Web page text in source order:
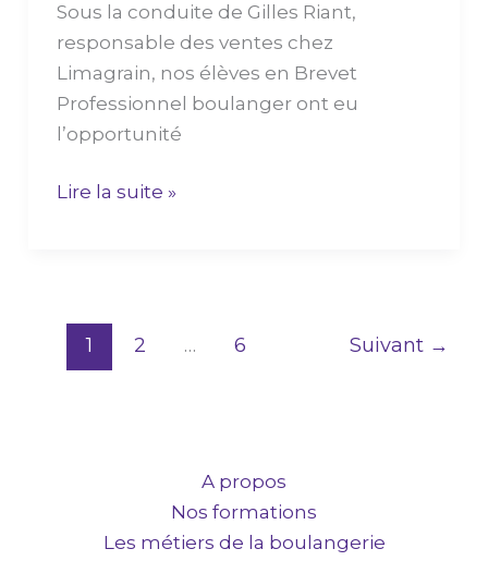
Sous la conduite de Gilles Riant,
responsable des ventes chez
Limagrain, nos élèves en Brevet
Professionnel boulanger ont eu
l’opportunité
Lire la suite »
1 2 … 6 Suivant →
A propos
Nos formations
Les métiers de la boulangerie